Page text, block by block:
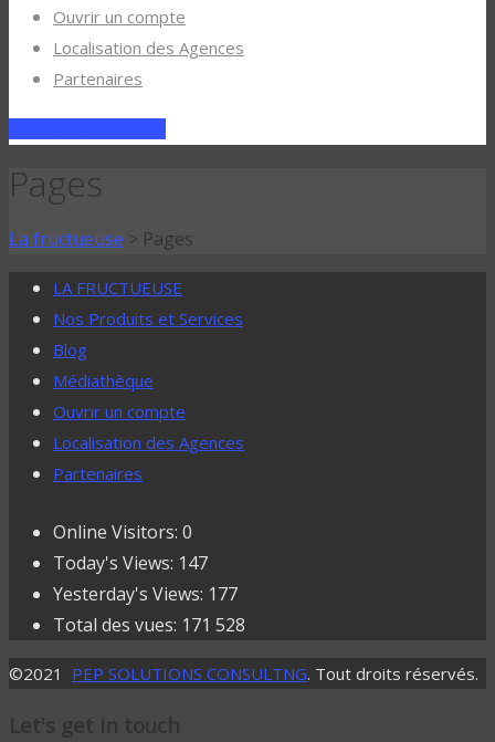
Ouvrir un compte
Localisation des Agences
Partenaires
Pages
La fructueuse > Pages
LA FRUCTUEUSE
Nos Produits et Services
Blog
Médiathèque
Ouvrir un compte
Localisation des Agences
Partenaires
Online Visitors: 0
Today's Views: 147
Yesterday's Views: 177
Total des vues: 171 528
©2021 PEP SOLUTIONS CONSULTNG. Tout droits réservés.